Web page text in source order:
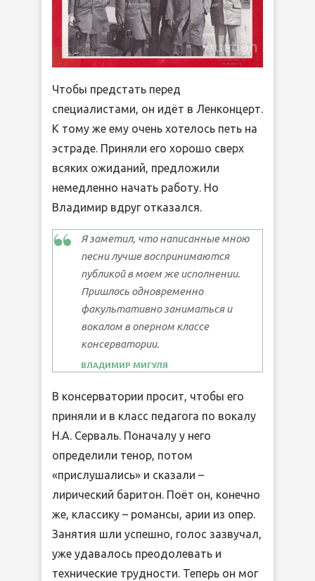
Чтобы предстать перед
специалистами, он идёт в Ленконцерт.
К тому же ему очень хотелось петь на
эстраде. Приняли его хорошо сверх
всяких ожиданий, предложили
немедленно начать работу. Но
Владимир вдруг отказался.
Я заметил, что написанные мною
песни лучше воспринимаются
публикой в моем же исполнении.
Пришлось одновременно
факультативно заниматься и
вокалом в оперном классе
консерватории.
ВЛАДИМИР МИГУЛЯ
В консерватории просит, чтобы его
приняли и в класс педагога по вокалу
Н.А. Серваль. Поначалу у него
определили тенор, потом
«прислушались» и сказали –
лирический баритон. Поёт он, конечно
же, классику – романсы, арии из опер.
Занятия шли успешно, голос зазвучал,
уже удавалось преодолевать и
технические трудности. Теперь он мог